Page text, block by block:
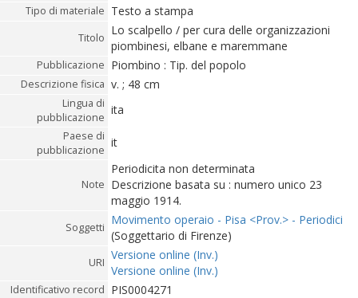
Tipo di materiale Testo a stampa
Titolo
Lo scalpello / per cura delle organizzazioni
piombinesi, elbane e maremmane
Pubblicazione Piombino : Tip. del popolo
Descrizione fisica v. ; 48 cm
Lingua di
pubblicazione
ita
Paese di
pubblicazione
it
Note
Periodicita non determinata
Descrizione basata su : numero unico 23
maggio 1914.
Soggetti
Movimento operaio - Pisa <Prov.> - Periodici
(Soggettario di Firenze)
URI
Versione online (Inv.)
Versione online (Inv.)
Identificativo record PIS0004271